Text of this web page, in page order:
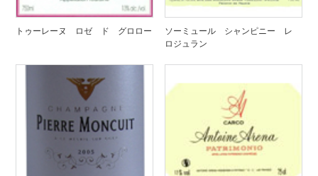
トゥーレーヌ ロゼ ド グロロー
ソーミュール シャンピニー レ
ロジュラン